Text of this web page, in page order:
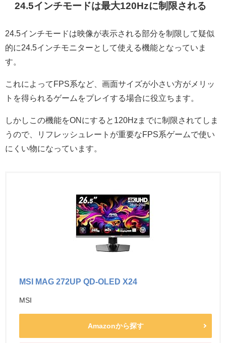
24.5インチモードは最大120Hzに制限される
24.5インチモードは映像が表示される部分を制限して疑似
的に24.5インチモニターとして使える機能となっていま
す。
これによってFPS系など、画面サイズが小さい方がメリッ
トを得られるゲームをプレイする場合に役立ちます。
しかしこの機能をONにすると120Hzまでに制限されてしま
うので、リフレッシュレートが重要なFPS系ゲームで使い
にくい物になっています。
MSI MAG 272UP QD-OLED X24
MSI
Amazonから探す